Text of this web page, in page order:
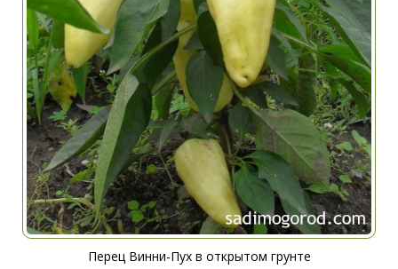
Перец Винни-Пух в открытом грунте